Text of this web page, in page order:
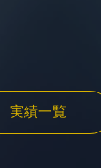
実績一覧